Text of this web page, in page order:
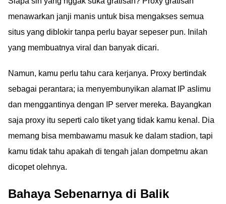
menawarkan janji manis untuk bisa mengakses semua
situs yang diblokir tanpa perlu bayar sepeser pun. Inilah
yang membuatnya viral dan banyak dicari.
Namun, kamu perlu tahu cara kerjanya. Proxy bertindak
sebagai perantara; ia menyembunyikan alamat IP aslimu
dan menggantinya dengan IP server mereka. Bayangkan
saja proxy itu seperti calo tiket yang tidak kamu kenal. Dia
memang bisa membawamu masuk ke dalam stadion, tapi
kamu tidak tahu apakah di tengah jalan dompetmu akan
dicopet olehnya.
Bahaya Sebenarnya di Balik